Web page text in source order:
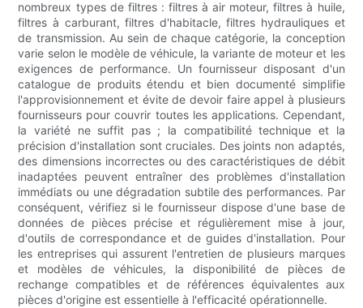
nombreux types de filtres : filtres à air moteur, filtres à huile,
filtres à carburant, filtres d'habitacle, filtres hydrauliques et
de transmission. Au sein de chaque catégorie, la conception
varie selon le modèle de véhicule, la variante de moteur et les
exigences de performance. Un fournisseur disposant d'un
catalogue de produits étendu et bien documenté simplifie
l'approvisionnement et évite de devoir faire appel à plusieurs
fournisseurs pour couvrir toutes les applications. Cependant,
la variété ne suffit pas ; la compatibilité technique et la
précision d'installation sont cruciales. Des joints non adaptés,
des dimensions incorrectes ou des caractéristiques de débit
inadaptées peuvent entraîner des problèmes d'installation
immédiats ou une dégradation subtile des performances. Par
conséquent, vérifiez si le fournisseur dispose d'une base de
données de pièces précise et régulièrement mise à jour,
d'outils de correspondance et de guides d'installation. Pour
les entreprises qui assurent l'entretien de plusieurs marques
et modèles de véhicules, la disponibilité de pièces de
rechange compatibles et de références équivalentes aux
pièces d'origine est essentielle à l'efficacité opérationnelle.